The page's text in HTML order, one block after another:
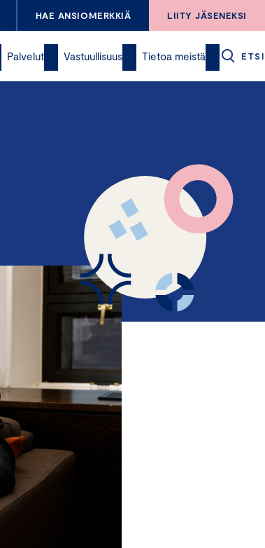
HAE ANSIOMERKKIÄ LIITY JÄSENEKSI
Palvelut Vastuullisuus Tietoa meistä ETSI